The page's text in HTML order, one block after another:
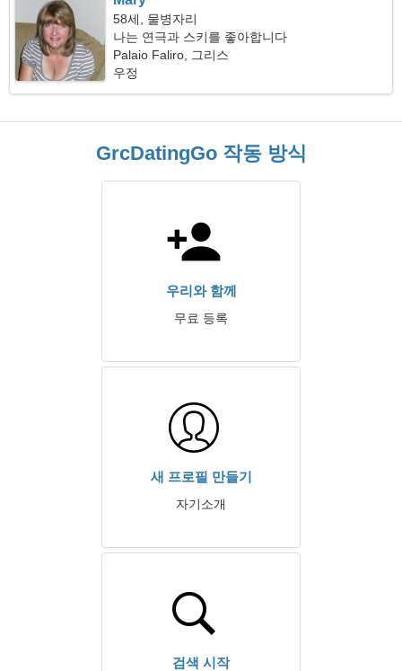
58세, 물병자리
나는 연극과 스키를 좋아합니다
Palaio Faliro, 그리스
우정
GrcDatingGo 작동 방식
우리와 함께
무료 등록
새 프로필 만들기
자기소개
검색 시작